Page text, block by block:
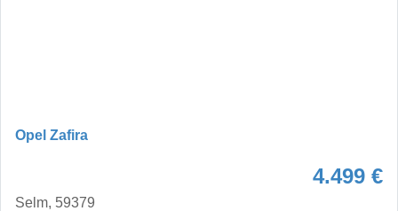
Opel Zafira
4.499 €
Selm, 59379